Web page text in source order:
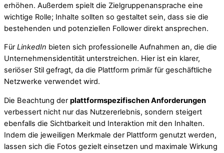
erhöhen. Außerdem spielt die Zielgruppenansprache eine
wichtige Rolle; Inhalte sollten so gestaltet sein, dass sie die
bestehenden und potenziellen Follower direkt ansprechen.
Für LinkedIn bieten sich professionelle Aufnahmen an, die die
Unternehmensidentität unterstreichen. Hier ist ein klarer,
seriöser Stil gefragt, da die Plattform primär für geschäftliche
Netzwerke verwendet wird.
Die Beachtung der plattformspezifischen Anforderungen
verbessert nicht nur das Nutzererlebnis, sondern steigert
ebenfalls die Sichtbarkeit und Interaktion mit den Inhalten.
Indem die jeweiligen Merkmale der Plattform genutzt werden,
lassen sich die Fotos gezielt einsetzen und maximale Wirkung